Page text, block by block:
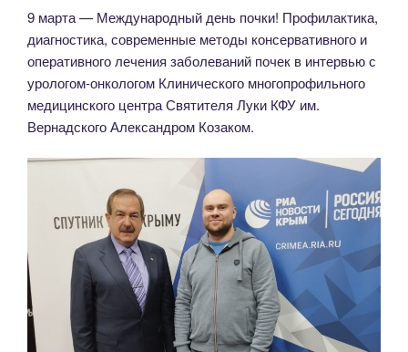
9 марта — Международный день почки! Профилактика,
диагностика, современные методы консервативного и
оперативного лечения заболеваний почек в интервью с
урологом-онкологом Клинического многопрофильного
медицинского центра Святителя Луки КФУ им.
Вернадского Александром Козаком.